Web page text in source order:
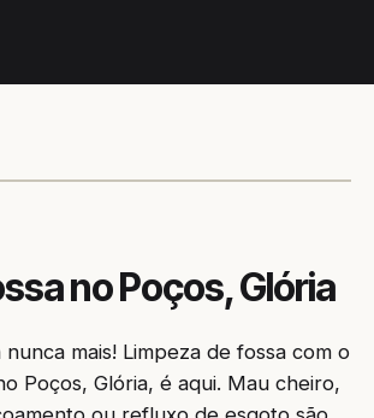
no Poços, Glória
nunca mais! Limpeza de fossa com o
Poços, Glória, é aqui. Mau cheiro,